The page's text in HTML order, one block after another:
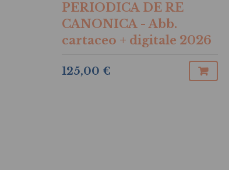
PERIODICA DE RE
CANONICA - Abb.
cartaceo + digitale 2026
125,00 €